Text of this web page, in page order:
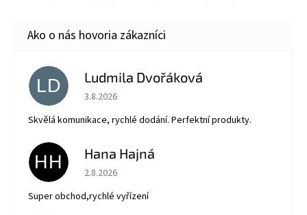
LD Ludmila Dvořáková
Hodnotenie obchodu je 5 z 5 hviezdičiek.
3.8.2026
Skvělá komunikace, rychlé dodání. Perfektní produkty.
HH Hana Hajná
Hodnotenie obchodu je 5 z 5 hviezdičiek.
2.8.2026
Super obchod,rychlé vyřízení